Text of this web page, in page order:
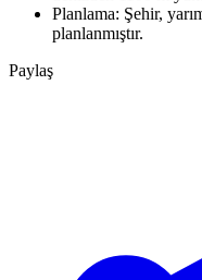
Planlama: Şehir,
planlanmıştır.
Paylaş